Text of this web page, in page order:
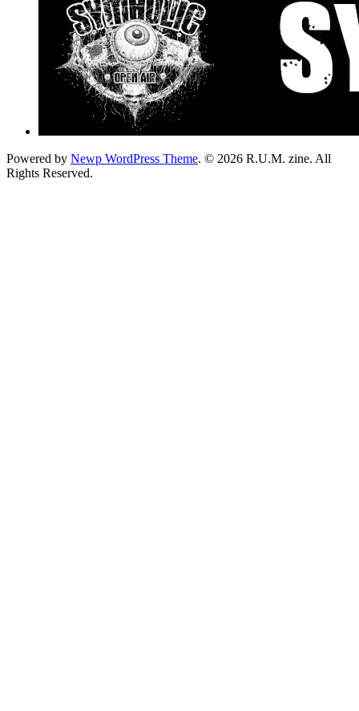
Powered by Newp WordPress Theme. © 2026 R.U.M. zine. All
Rights Reserved.